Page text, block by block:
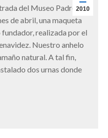
2010
del Museo Padre
de abril, una maqueta
realizada por el
Nuestro anhelo
natural. A tal fin,
dos urnas donde